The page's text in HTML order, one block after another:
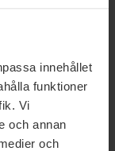
innehållet
funktioner
Vi
och annan
och